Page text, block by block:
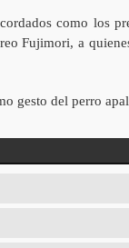
como los
Fujimori, a
gesto del perro